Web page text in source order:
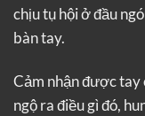
chịu tụ hội ở đầu
bàn tay.
Cảm nhận được tay
ngộ ra điều gì đó,